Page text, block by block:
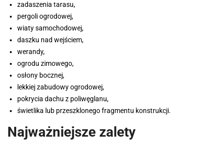
zadaszenia tarasu,
pergoli ogrodowej,
wiaty samochodowej,
daszku nad wejściem,
werandy,
ogrodu zimowego,
osłony bocznej,
lekkiej zabudowy ogrodowej,
pokrycia dachu z poliwęglanu,
świetlika lub przeszklonego fragmentu konstrukcji.
Najważniejsze zalety